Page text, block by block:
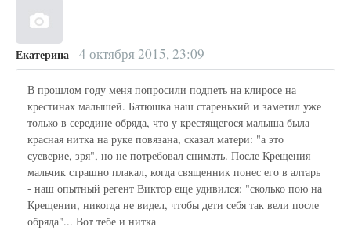
Екатерина 4 октября 2015, 23:09
В прошлом году меня попросили подпеть на клиросе на
крестинах малышей. Батюшка наш старенький и заметил уже
только в середине обряда, что у крестящегося малыша была
красная нитка на руке повязана, сказал матери: "а это
суеверие, зря", но не потребовал снимать. После Крещения
мальчик страшно плакал, когда священник понес его в алтарь
- наш опытный регент Виктор еще удивился: "сколько пою на
Крещении, никогда не видел, чтобы дети себя так вели после
обряда"... Вот тебе и нитка